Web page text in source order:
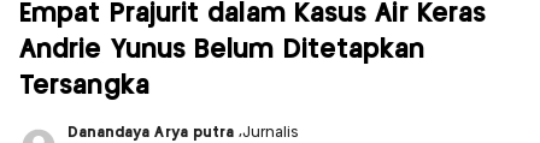
Empat Prajurit dalam Kasus Air Keras
Andrie Yunus Belum Ditetapkan
Tersangka
Danandaya Arya putra,Jurnalis